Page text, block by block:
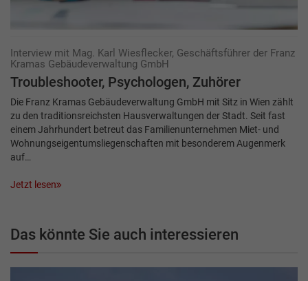
Interview mit Mag. Karl Wiesflecker, Geschäftsführer der Franz
Kramas Gebäudeverwaltung GmbH
Troubleshooter, Psychologen, Zuhörer
Die Franz Kramas Gebäudeverwaltung GmbH mit Sitz in Wien zählt
zu den traditionsreichsten Hausverwaltungen der Stadt. Seit fast
einem Jahrhundert betreut das Familienunternehmen Miet- und
Wohnungseigentumsliegenschaften mit besonderem Augenmerk
auf…
Jetzt lesen
Das könnte Sie auch interessieren